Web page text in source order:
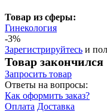
Товар из сферы:
Гинекология
-3%
Зарегистрируйтесь и
Товар закончился
Запросить товар
Ответы на вопросы:
Как оформить заказ?
Оплата Доставка